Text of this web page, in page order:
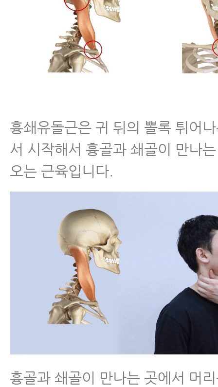
흉쇄유돌근은 귀 뒤의 뽈록 튀어
서 시작해서 흉골과 쇄골이 만나
오는 근육입니다.
흉골과 쇄골이 만나는 곳에서 머